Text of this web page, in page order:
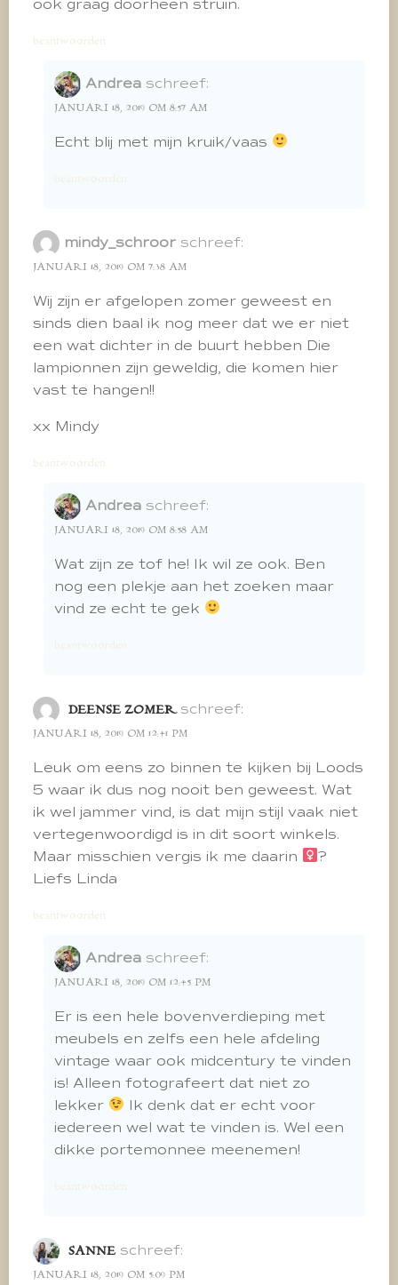
ook graag doorheen struin.
beantwoorden
Andrea schreef:
JANUARI 18, 2019 OM 8:57 AM
Echt blij met mijn kruik/vaas
beantwoorden
mindy_schroor schreef:
JANUARI 18, 2019 OM 7:38 AM
Wij zijn er afgelopen zomer geweest en
sinds dien baal ik nog meer dat we er niet
een wat dichter in de buurt hebben Die
lampionnen zijn geweldig, die komen hier
vast te hangen!!
xx Mindy
beantwoorden
Andrea schreef:
JANUARI 18, 2019 OM 8:58 AM
Wat zijn ze tof he! Ik wil ze ook. Ben
nog een plekje aan het zoeken maar
vind ze echt te gek
beantwoorden
DEENSE ZOMER schreef:
JANUARI 18, 2019 OM 12:41 PM
Leuk om eens zo binnen te kijken bij Loods
5 waar ik dus nog nooit ben geweest. Wat
ik wel jammer vind, is dat mijn stijl vaak niet
vertegenwoordigd is in dit soort winkels.
Maar misschien vergis ik me daarin ‍
?
Liefs Linda
beantwoorden
Andrea schreef:
JANUARI 18, 2019 OM 12:45 PM
Er is een hele bovenverdieping met
meubels en zelfs een hele afdeling
vintage waar ook midcentury te vinden
is! Alleen fotografeert dat niet zo
lekker
Ik denk dat er echt voor
iedereen wel wat te vinden is. Wel een
dikke portemonnee meenemen!
beantwoorden
SANNE schreef:
JANUARI 18, 2019 OM 5:09 PM